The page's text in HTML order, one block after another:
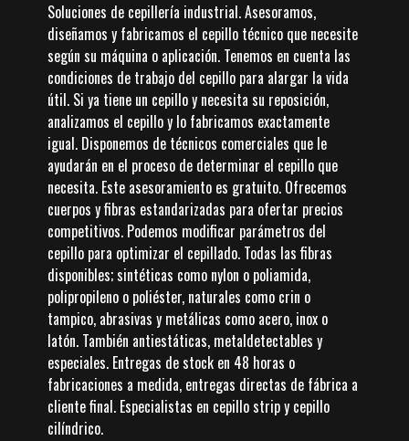
Soluciones de cepillería industrial. Asesoramos,
diseñamos y fabricamos el cepillo técnico que necesite
según su máquina o aplicación. Tenemos en cuenta las
condiciones de trabajo del cepillo para alargar la vida
útil. Si ya tiene un cepillo y necesita su reposición,
analizamos el cepillo y lo fabricamos exactamente
igual. Disponemos de técnicos comerciales que le
ayudarán en el proceso de determinar el cepillo que
necesita. Este asesoramiento es gratuito. Ofrecemos
cuerpos y fibras estandarizadas para ofertar precios
competitivos. Podemos modificar parámetros del
cepillo para optimizar el cepillado. Todas las fibras
disponibles; sintéticas como nylon o poliamida,
polipropileno o poliéster, naturales como crin o
tampico, abrasivas y metálicas como acero, inox o
latón. También antiestáticas, metaldetectables y
especiales. Entregas de stock en 48 horas o
fabricaciones a medida, entregas directas de fábrica a
cliente final. Especialistas en cepillo strip y cepillo
cilíndrico.